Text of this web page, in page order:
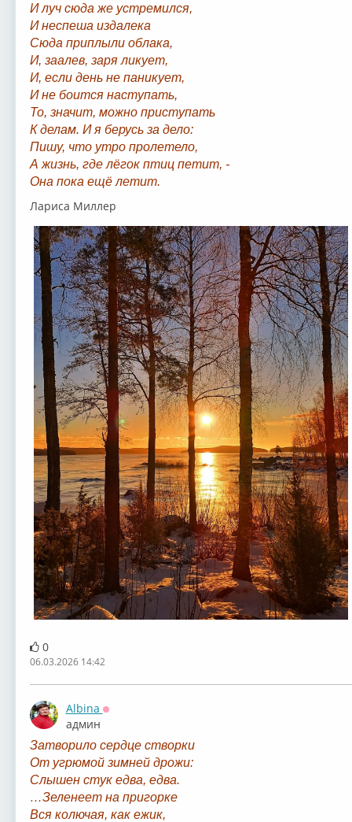
И луч сюда же устремился,
И неспеша издалека
Сюда приплыли облака,
И, заалев, заря ликует,
И, если день не паникует,
И не боится наступать,
То, значит, можно приступать
К делам. И я берусь за дело:
Пишу, что утро пролетело,
А жизнь, где лёгок птиц петит, -
Она пока ещё летит.
Лариса Миллер
0
06.03.2026 14:42
Albina
Оффлайн
админ
Затворило сердце створки
От угрюмой зимней дрожи:
Слышен стук едва, едва.
…Зеленеет на пригорке
Вся колючая, как ежик,